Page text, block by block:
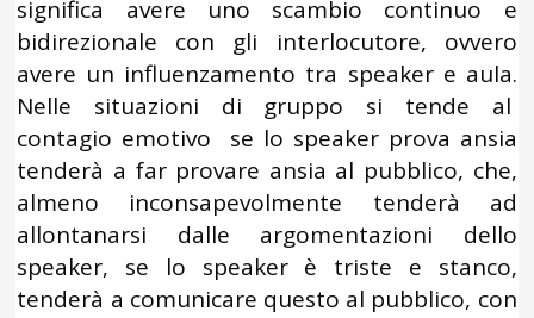
significa avere uno scambio continuo e
bidirezionale con gli interlocutore, ovvero
avere un influenzamento tra speaker e aula.
Nelle situazioni di gruppo si tende al
contagio emotivo se lo speaker prova ansia
tenderà a far provare ansia al pubblico, che,
almeno inconsapevolmente tenderà ad
allontanarsi dalle argomentazioni dello
speaker, se lo speaker è triste e stanco,
tenderà a comunicare questo al pubblico, con